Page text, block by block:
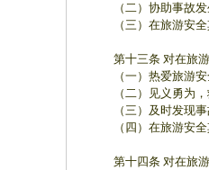
（二）协助事故发
（三）在旅游安全
第十三条 对在旅游
（一）热爱旅游安
（二）见义勇为，
（三）及时发现事
（四）在旅游安全
第十四条 对在旅游